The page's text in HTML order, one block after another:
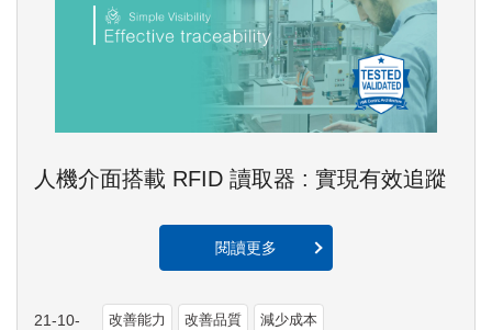
人機介面搭載 RFID 讀取器 : 實現有效追蹤
閱讀更多
21-10-
改善能力 改善品質 減少成本